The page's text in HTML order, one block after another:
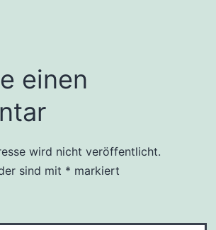
einen
wird nicht veröffentlicht.
sind mit * markiert